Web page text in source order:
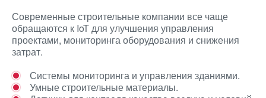
Современные строительные компании все чаще
обращаются к IoT для улучшения управления
проектами, мониторинга оборудования и снижения
затрат.
Системы мониторинга и управления зданиями.
Умные строительные материалы.